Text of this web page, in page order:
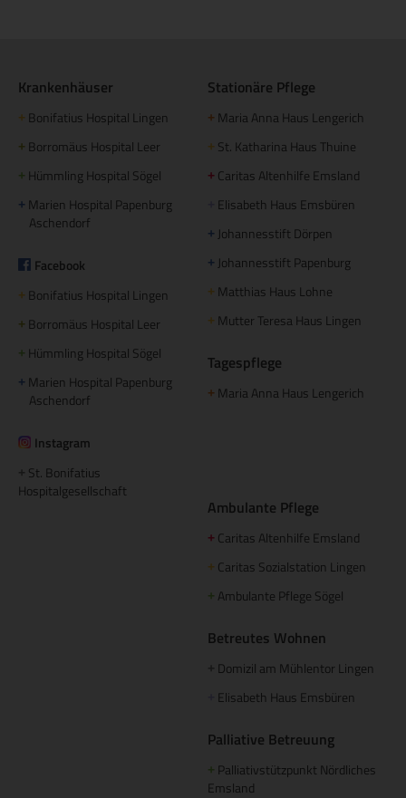
Krankenhäuser
+ Bonifatius Hospital Lingen
+ Borromäus Hospital Leer
+ Hümmling Hospital Sögel
+ Marien Hospital Papenburg
Aschendorf
Facebook
+ Bonifatius Hospital Lingen
+ Borromäus Hospital Leer
+ Hümmling Hospital Sögel
+ Marien Hospital Papenburg
Aschendorf
Instagram
St. Bonifatius
Hospitalgesellschaft
Stationäre Pflege
+ Maria Anna Haus Lengerich
+ St. Katharina Haus Thuine
+ Caritas Altenhilfe Emsland
Elisabeth Haus Emsbüren
+ Johannesstift Dörpen
+ Johannesstift Papenburg
+ Matthias Haus Lohne
+ Mutter Teresa Haus Lingen
Tagespflege
+ Maria Anna Haus Lengerich
Ambulante Pflege
+ Caritas Altenhilfe Emsland
+ Caritas Sozialstation Lingen
+ Ambulante Pflege Sögel
Betreutes Wohnen
Domizil am Mühlentor Lingen
Elisabeth Haus Emsbüren
Palliative Betreuung
+ Palliativstützpunkt Nördliches
Emsland